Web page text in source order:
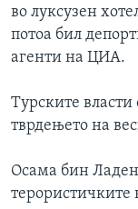
во луксузен
потоа бил
агенти на ЦИА.
Турските власти
тврдењето на
Осама бин